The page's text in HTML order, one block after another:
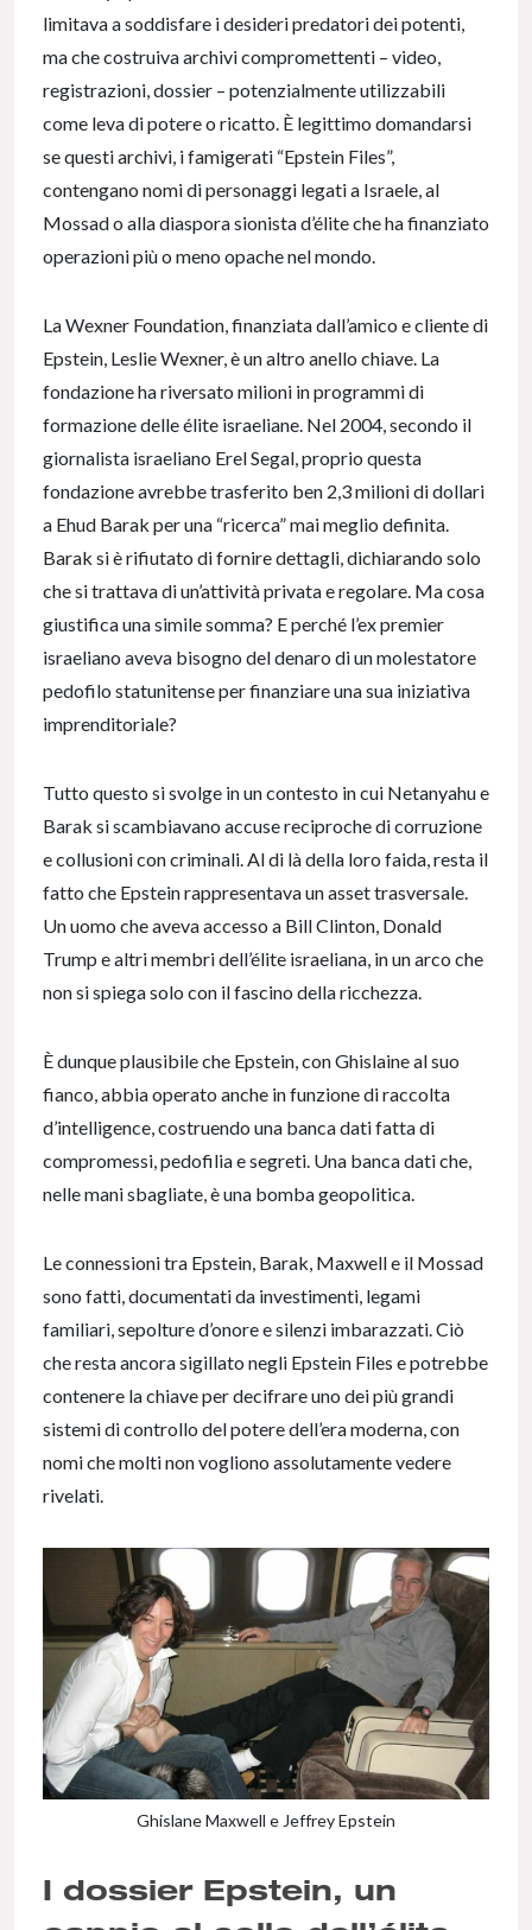
limitava a soddisfare i desideri predatori dei potenti,
ma che costruiva archivi compromettenti – video,
registrazioni, dossier – potenzialmente utilizzabili
come leva di potere o ricatto. È legittimo domandarsi
se questi archivi, i famigerati “Epstein Files”,
contengano nomi di personaggi legati a Israele, al
Mossad o alla diaspora sionista d’élite che ha finanziato
operazioni più o meno opache nel mondo.
La Wexner Foundation, finanziata dall’amico e cliente di
Epstein, Leslie Wexner, è un altro anello chiave. La
fondazione ha riversato milioni in programmi di
formazione delle élite israeliane. Nel 2004, secondo il
giornalista israeliano Erel Segal, proprio questa
fondazione avrebbe trasferito ben 2,3 milioni di dollari
a Ehud Barak per una “ricerca” mai meglio definita.
Barak si è rifiutato di fornire dettagli, dichiarando solo
che si trattava di un’attività privata e regolare. Ma cosa
giustifica una simile somma? E perché l’ex premier
israeliano aveva bisogno del denaro di un molestatore
pedofilo statunitense per finanziare una sua iniziativa
imprenditoriale?
Tutto questo si svolge in un contesto in cui Netanyahu e
Barak si scambiavano accuse reciproche di corruzione
e collusioni con criminali. Al di là della loro faida, resta il
fatto che Epstein rappresentava un asset trasversale.
Un uomo che aveva accesso a Bill Clinton, Donald
Trump e altri membri dell’élite israeliana, in un arco che
non si spiega solo con il fascino della ricchezza.
È dunque plausibile che Epstein, con Ghislaine al suo
fianco, abbia operato anche in funzione di raccolta
d’intelligence, costruendo una banca dati fatta di
compromessi, pedofilia e segreti. Una banca dati che,
nelle mani sbagliate, è una bomba geopolitica.
Le connessioni tra Epstein, Barak, Maxwell e il Mossad
sono fatti, documentati da investimenti, legami
familiari, sepolture d’onore e silenzi imbarazzati. Ciò
che resta ancora sigillato negli Epstein Files e potrebbe
contenere la chiave per decifrare uno dei più grandi
sistemi di controllo del potere dell’era moderna, con
nomi che molti non vogliono assolutamente vedere
rivelati.
Ghislane Maxwell e Jeffrey Epstein
I dossier Epstein, un